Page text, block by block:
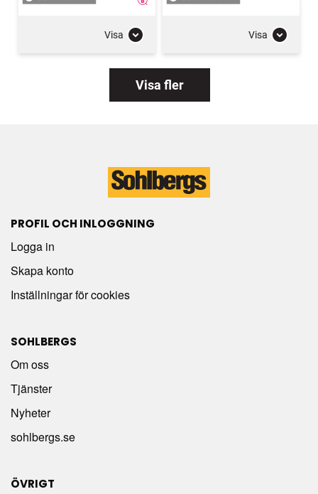
Visa Visa
Visa fler
PROFIL OCH INLOGGNING
Logga in
Skapa konto
Inställningar för cookies
SOHLBERGS
Om oss
Tjänster
Nyheter
sohlbergs.se
ÖVRIGT